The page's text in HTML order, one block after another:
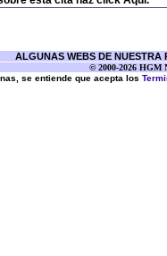
ALGUNAS WEBS DE NUESTRA
© 2000-2026 HGM
se entiende que acepta los